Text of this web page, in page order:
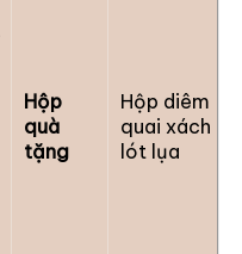
Hộp
quà
tặng
Hộp diêm
quai xách
lót lụa